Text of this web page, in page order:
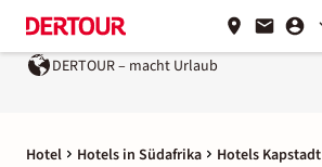
DERTOUR – macht Urlaub
Hotel Hotels in Südafrika Hotels Kapstadt